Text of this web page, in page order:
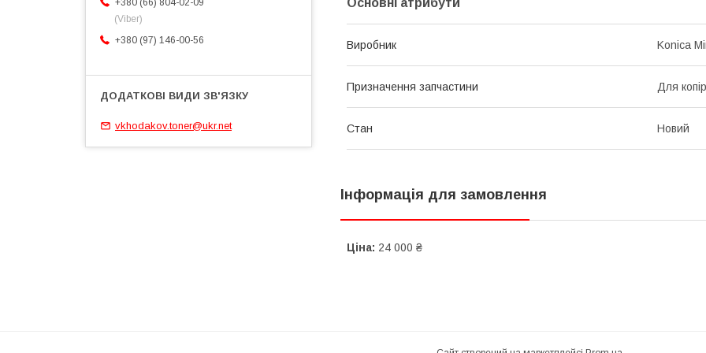
Основні атрибути
Виробник Konica
Призначення запчастини Для
Стан Новий
Інформація для замовлення
Ціна: 24 000 ₴
+380 (66) 804-02-09
(Viber)
+380 (97) 146-00-56
vkhodakov.toner@ukr.net